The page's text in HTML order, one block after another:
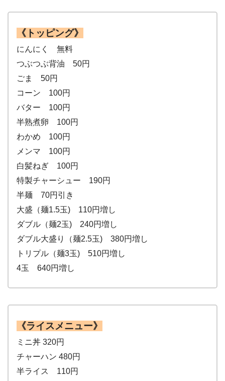
《トッピング》
にんにく 無料
つぶつぶ背油 50円
ごま 50円
コーン 100円
バター 100円
半熟煮卵 100円
わかめ 100円
メンマ 100円
白髪ねぎ 100円
特製チャーシュー 190円
半麺 70円引き
大盛（麺1.5玉) 110円増し
ダブル（麺2玉) 240円増し
ダブル大盛り（麺2.5玉) 380円増し
トリプル（麺3玉) 510円増し
4玉 640円増し
《ライスメニュー》
ミニ丼 320円
チャーハン 480円
半ライス 110円